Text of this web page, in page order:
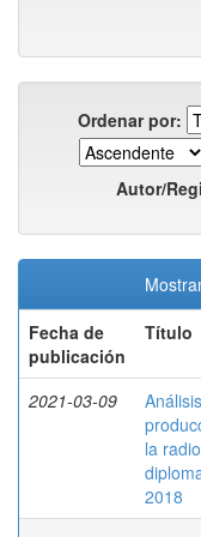
Ordenar por:
Autor/
Fecha de
publicación
Título
2021-03-09
la
2018